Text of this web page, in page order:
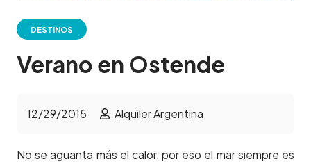
DESTINOS
Verano en Ostende
12/29/2015 Alquiler Argentina
No se aguanta más el calor, por eso el mar siempre es